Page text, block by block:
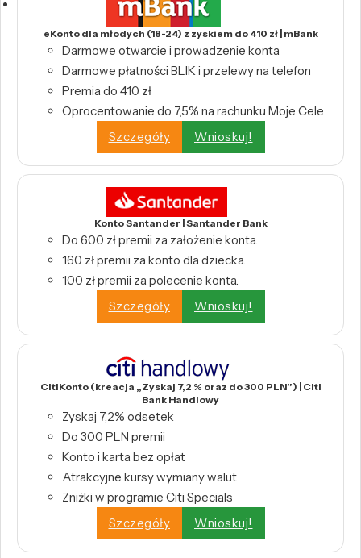
eKonto dla młodych (18-24) z zyskiem do 410 zł | mBank
Darmowe otwarcie i prowadzenie konta
Darmowe płatności BLIK i przelewy na telefon
Premia do 410 zł
Oprocentowanie do 7,5% na rachunku Moje Cele
Szczegóły
Wnioskuj!
Konto Santander | Santander Bank
Do 600 zł premii za założenie konta.
160 zł premii za konto dla dziecka.
100 zł premii za polecenie konta.
Szczegóły
Wnioskuj!
CitiKonto (kreacja „Zyskaj 7,2 % oraz do 300 PLN”) | Citi
Bank Handlowy
Zyskaj 7,2% odsetek
Do 300 PLN premii
Konto i karta bez opłat
Atrakcyjne kursy wymiany walut
Zniżki w programie Citi Specials
Szczegóły
Wnioskuj!